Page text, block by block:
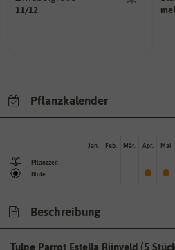
11/12
ersten und zweiten Wert
Pflanzkalender
Pflanzzeit
Blüte
Jan. Feb. Mär. Apr. Mai
Beschreibung
Tulpe Parrot Estella Rijnveld (5